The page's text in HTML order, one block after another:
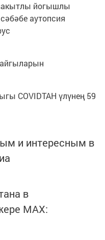
йогышлы
аутопсия
COVIDТАН үлүнең 59
и интересным в
в
MАХ: